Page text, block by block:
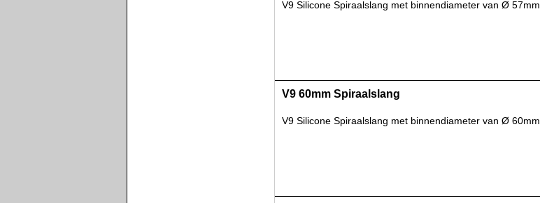
V9 Silicone Spiraalslang met binnendiameter van Ø 57mm.
V9 60mm Spiraalslang
V9 Silicone Spiraalslang met binnendiameter van Ø 60mm.